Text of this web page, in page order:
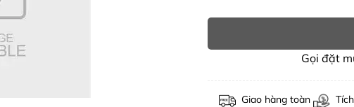
Gọi đặt
Giao hàng toàn